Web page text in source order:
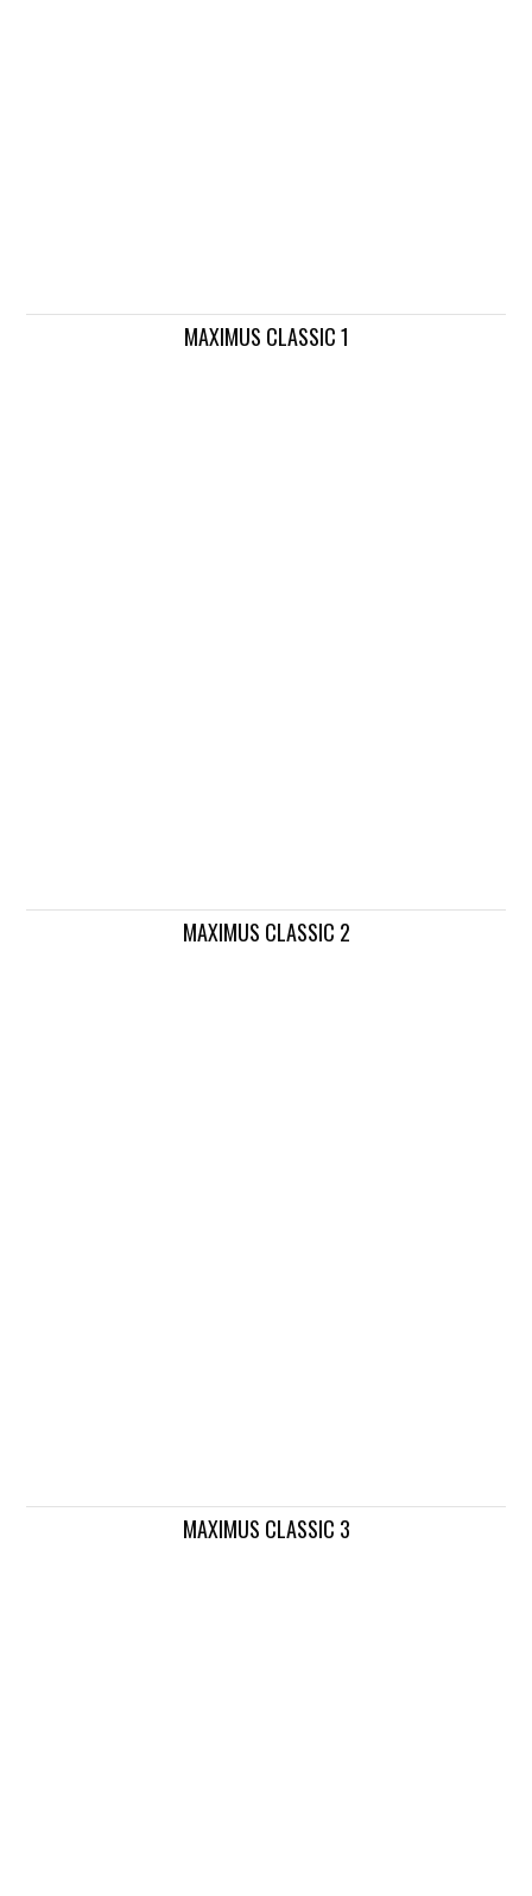
MAXIMUS CLASSIC 1
MAXIMUS CLASSIC 2
MAXIMUS CLASSIC 3